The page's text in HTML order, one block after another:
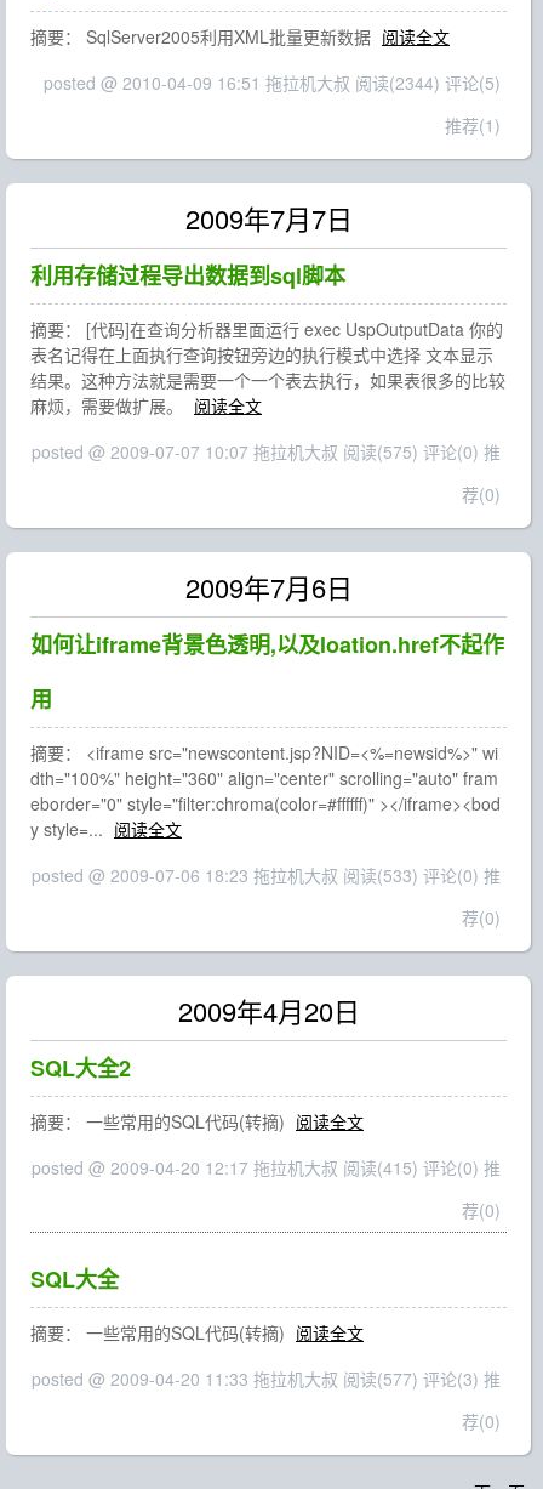
摘要： SqlServer2005利用XML批量更新数据 阅读全文
posted @ 2010-04-09 16:51 拖拉机大叔 阅读(2344) 评论(5)
推荐(1)
2009年7月7日
利用存储过程导出数据到sql脚本
摘要： [代码]在查询分析器里面运行 exec UspOutputData 你的
表名记得在上面执行查询按钮旁边的执行模式中选择 文本显示
结果。这种方法就是需要一个一个表去执行，如果表很多的比较
麻烦，需要做扩展。
阅读全文
posted @ 2009-07-07 10:07 拖拉机大叔 阅读(575) 评论(0) 推
荐(0)
2009年7月6日
如何让iframe背景色透明,以及loation.href不起作
用
摘要： <iframe src="newscontent.jsp?NID=<%=newsid%>" wi
dth="100%" height="360" align="center" scrolling="auto" fram
eborder="0" style="filter:chroma(color=#ffffff)" ></iframe><bod
y style=... 阅读全文
posted @ 2009-07-06 18:23 拖拉机大叔 阅读(533) 评论(0) 推
荐(0)
2009年4月20日
SQL大全2
摘要： 一些常用的SQL代码(转摘) 阅读全文
posted @ 2009-04-20 12:17 拖拉机大叔 阅读(415) 评论(0) 推
荐(0)
SQL大全
摘要： 一些常用的SQL代码(转摘) 阅读全文
posted @ 2009-04-20 11:33 拖拉机大叔 阅读(577) 评论(3) 推
荐(0)